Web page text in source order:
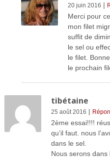
20 juin 2016 |
Merci pour
mon filet
suffit de
le sel ou
le filet.
le prochain
tibétaine
25 août 2016 |
2ème essai!!!!
qu’il faut. nous
dans le sel.
Nous serons